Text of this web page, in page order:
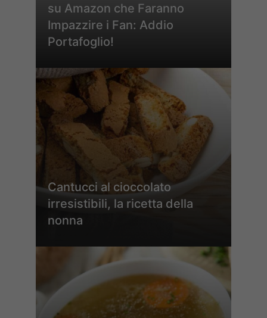
su Amazon che Faranno
Impazzire i Fan: Addio
Portafoglio!
Cantucci al cioccolato
irresistibili, la ricetta della
nonna